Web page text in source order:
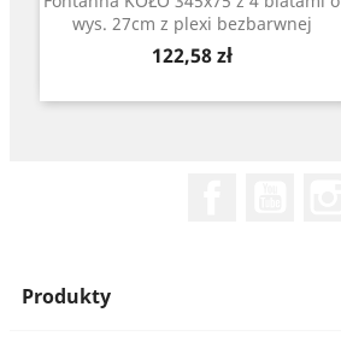
wys. 27cm z plexi bezbarwnej
Cena
122,58 zł
Produkty